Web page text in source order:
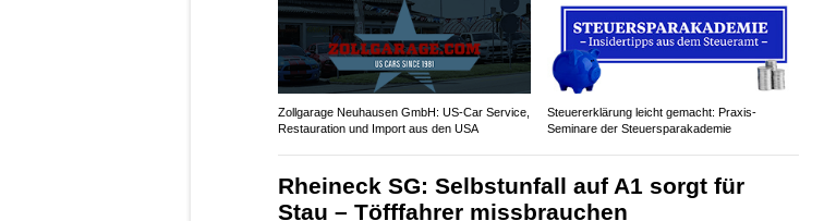
Zollgarage Neuhausen GmbH: US-Car Service,
Restauration und Import aus den USA
Steuererklärung leicht gemacht: Praxis-
Seminare der Steuersparakademie
Rheineck SG: Selbstunfall auf A1 sorgt für
Stau – Töfffahrer missbrauchen